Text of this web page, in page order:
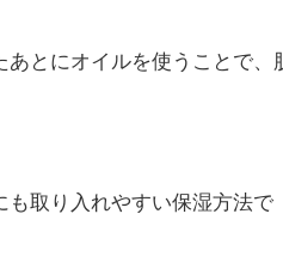
とにオイルを使うことで、
取り入れやすい保湿方法で